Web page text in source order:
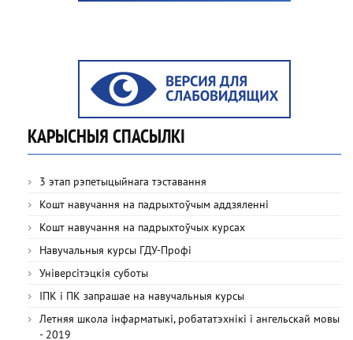
КАРЫСНЫЯ СПАСЫЛКІ
3 этап рэпетыцыйнага тэставання
Кошт навучання на падрыхтоўчым аддзяленні
Кошт навучання на падрыхтоўчых курсах
Навучальныя курсы ГДУ-Профі
Універсітэцкія суботы
ІПК і ПК запрашае на навучальныя курсы
Летняя школа інфарматыкі, робататэхнікі і ангельскай мовы
- 2019